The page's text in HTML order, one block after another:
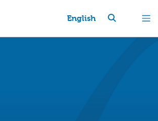
English